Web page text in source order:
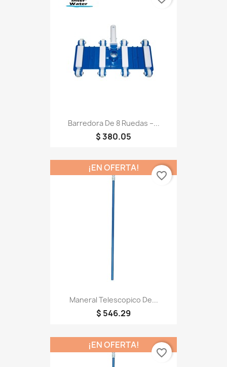
Barredora De 8 Ruedas –...
$ 380.05
Maneral Telescopico De...
$ 546.29
¡EN OFERTA!
favorite_border
¡EN OFERTA!
favorite_border